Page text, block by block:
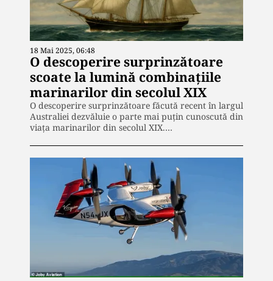
18 Mai 2025, 06:48
O descoperire surprinzătoare
scoate la lumină combinațiile
marinarilor din secolul XIX
O descoperire surprinzătoare făcută recent în largul
Australiei dezvăluie o parte mai puțin cunoscută din
viața marinarilor din secolul XIX.…